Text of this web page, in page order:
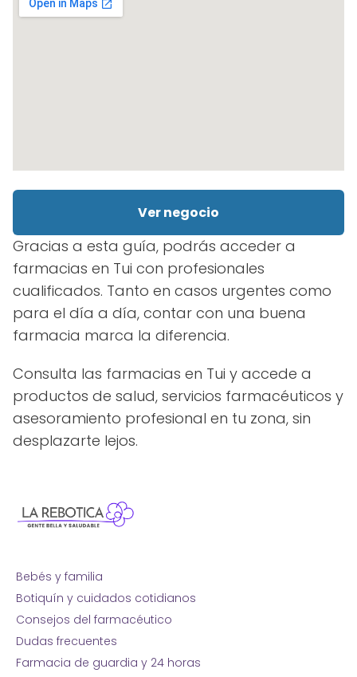
Ver negocio
Gracias a esta guía, podrás acceder a
farmacias en Tui con profesionales
cualificados. Tanto en casos urgentes como
para el día a día, contar con una buena
farmacia marca la diferencia.
Consulta las farmacias en Tui y accede a
productos de salud, servicios farmacéuticos y
asesoramiento profesional en tu zona, sin
desplazarte lejos.
Bebés y familia
Botiquín y cuidados cotidianos
Consejos del farmacéutico
Dudas frecuentes
Farmacia de guardia y 24 horas